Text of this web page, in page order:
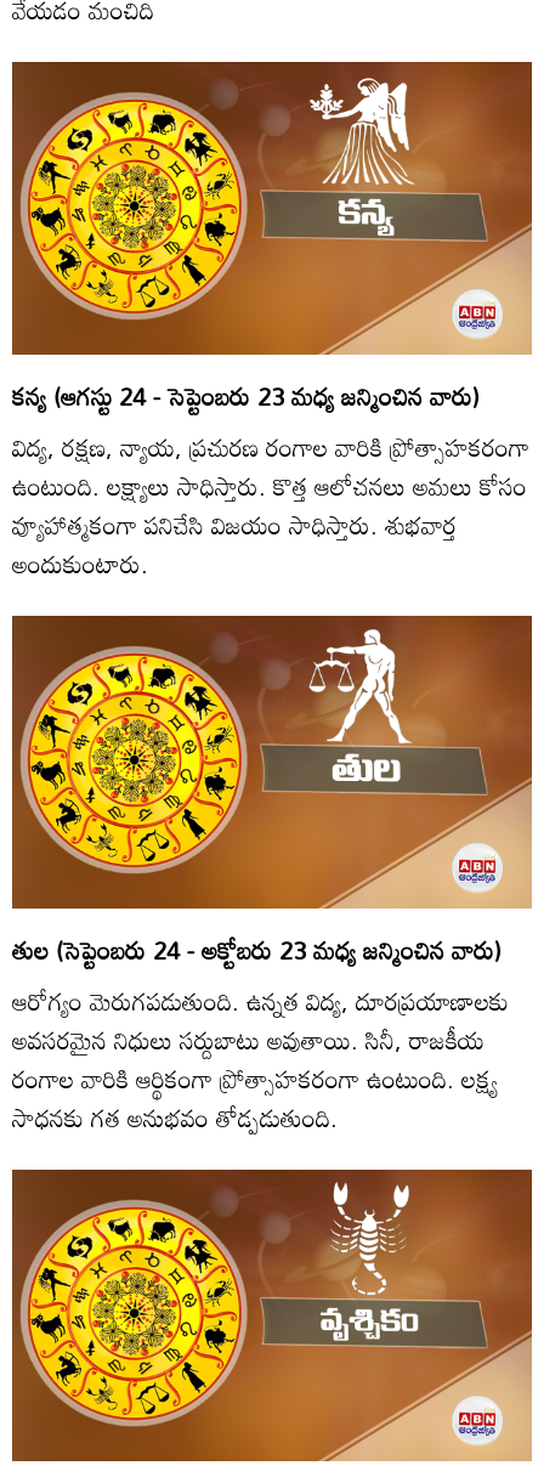
వేయడం మంచిది
కన్య (ఆగస్టు 24 - సెప్టెంబరు 23 మధ్య జన్మించిన వారు)
విద్య, రక్షణ, న్యాయ, ప్రచురణ రంగాల వారికి ప్రోత్సాహకరంగా
ఉంటుంది. లక్ష్యాలు సాధిస్తారు. కొత్త ఆలోచనలు అమలు కోసం
వ్యూహాత్మకంగా పనిచేసి విజయం సాధిస్తారు. శుభవార్త
అందుకుంటారు.
తుల (సెప్టెంబరు 24 - అక్టోబరు 23 మధ్య జన్మించిన వారు)
ఆరోగ్యం మెరుగపడుతుంది. ఉన్నత విద్య, దూరప్రయాణాలకు
అవసరమైన నిధులు సర్దుబాటు అవుతాయి. సినీ, రాజకీయ
రంగాల వారికి ఆర్థికంగా ప్రోత్సాహకరంగా ఉంటుంది. లక్ష్య
సాధనకు గత అనుభవం తోడ్పడుతుంది.